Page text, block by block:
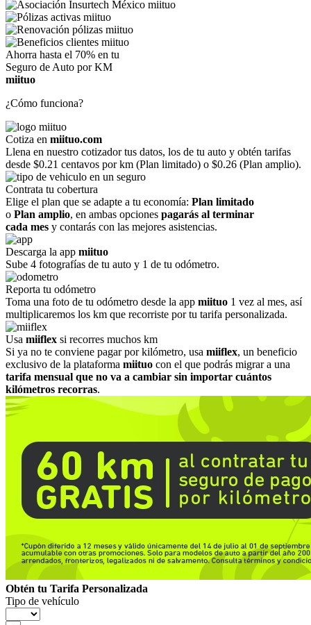
Ahorra hasta el 70% en tu
Seguro de Auto por KM
miituo
¿Cómo funciona?
Cotiza en miituo.com
Llena en nuestro cotizador tus datos, los de tu auto y obtén tarifas
desde $0.21 centavos por km (Plan limitado) o $0.26 (Plan amplio).
Contrata tu cobertura
Elige el plan que se adapte a tu economía: Plan limitado
o Plan amplio, en ambas opciones pagarás al terminar
cada mes y contarás con las mejores asistencias.
Descarga la app miituo
Sube 4 fotografías de tu auto y 1 de tu odómetro.
Reporta tu odómetro
Toma una foto de tu odómetro desde la app miituo 1 vez al mes, así
multiplicaremos los km que recorriste por tu tarifa personalizada.
Usa miiflex si recorres muchos km
Si ya no te conviene pagar por kilómetro, usa miiflex, un beneficio
exclusivo de la plataforma miituo con el que podrás migrar a una
tarifa mensual que no va a cambiar sin importar cuántos
kilómetros recorras.
Obtén tu Tarifa Personalizada
Tipo de vehículo